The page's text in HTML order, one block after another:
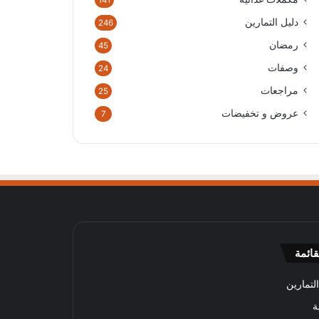
دليل التمارين 246
رمضان 45
وصفات 24
مراجعات 25
عروض و تخفيضات 7